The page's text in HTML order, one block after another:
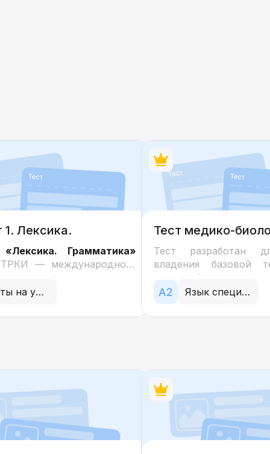
1. Лексика.
Грамматика»
— международного
экзамена по
уровня владения
— разработан в
с государственным
из 5 частей (100
и охватывает широкий
грамматических тем,
языком. Время выполнения
минут.
Тесты на уровень
Тест медико-
направленности (базовая
терминология)
Тест разработан
владения базовой
медико-
уровне А2.
знание
(строение сердца,
оформлению
использованию
конструкций в
(характеристика
обмене веществ,
Язык специальности